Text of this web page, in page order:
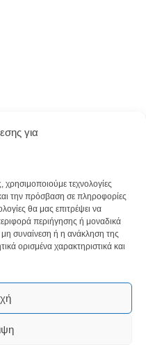
για
χρησιμοποιούμε τεχνολογίες
την πρόσβαση σε πληροφορίες
θα μας επιτρέψει να
περιήγησης ή μοναδικά
συναίνεση ή η ανάκληση της
ορισμένα χαρακτηριστικά και